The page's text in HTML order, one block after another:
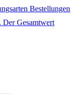
Bestellungen
Der Gesamtwert